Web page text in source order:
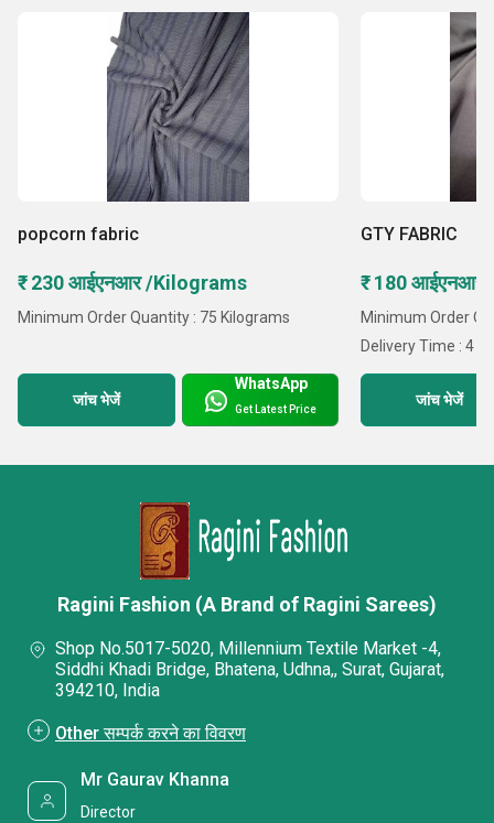
popcorn fabric
₹ 230 आईएनआर /Kilograms
Minimum Order Quantity : 75 Kilograms
जांच भेजें
WhatsApp
Get Latest Price
GTY FABRIC
₹ 180 आईएनआर
Minimum Order
Delivery Time : 4
जांच भेजें
Ragini Fashion (A Brand of Ragini Sarees)
Shop No.5017-5020, Millennium Textile Market -4,
Siddhi Khadi Bridge, Bhatena, Udhna,, Surat, Gujarat,
394210, India
Other सम्पर्क करने का विवरण
Mr Gaurav Khanna
Director